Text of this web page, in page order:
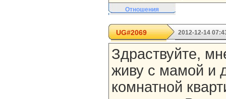
Отношения
UG#2069 2012-12-14
Здраствуйте,
живу с мамой и
комнатной